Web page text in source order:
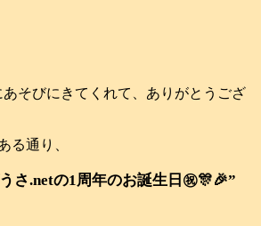
あそびにきてくれて、ありがとうござ
る通り、
さ.netの1周年のお誕生日㊗️🎊🎉”